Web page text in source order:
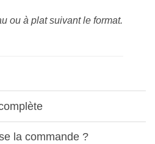
ou à plat suivant le format.
la commande ?